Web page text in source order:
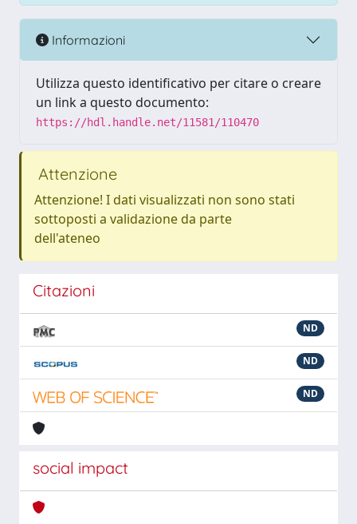
Informazioni
Utilizza questo identificativo per citare o creare
un link a questo documento:
https://hdl.handle.net/11581/110470
Attenzione
Attenzione! I dati visualizzati non sono stati
sottoposti a validazione da parte
dell'ateneo
Citazioni
ND
ND
ND
social impact